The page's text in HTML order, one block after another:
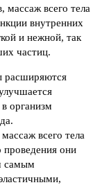
массаж всего тела
внутренних
и нежной, так
частиц.
расширяются
организм
всего тела
они
самым